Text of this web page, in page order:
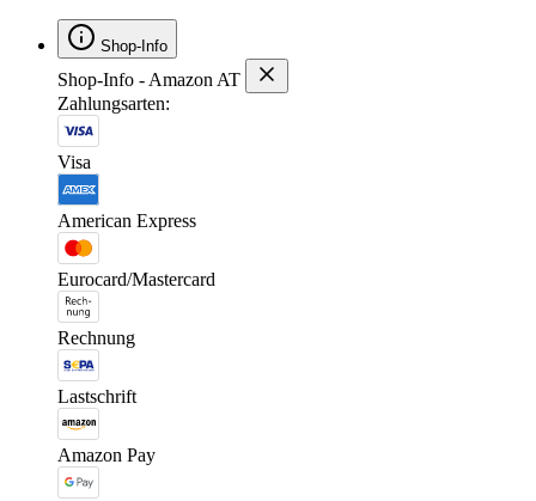
Shop-Info
Shop-Info - Amazon AT
Zahlungsarten:
Visa
American Express
Eurocard/Mastercard
Rechnung
Lastschrift
Amazon Pay